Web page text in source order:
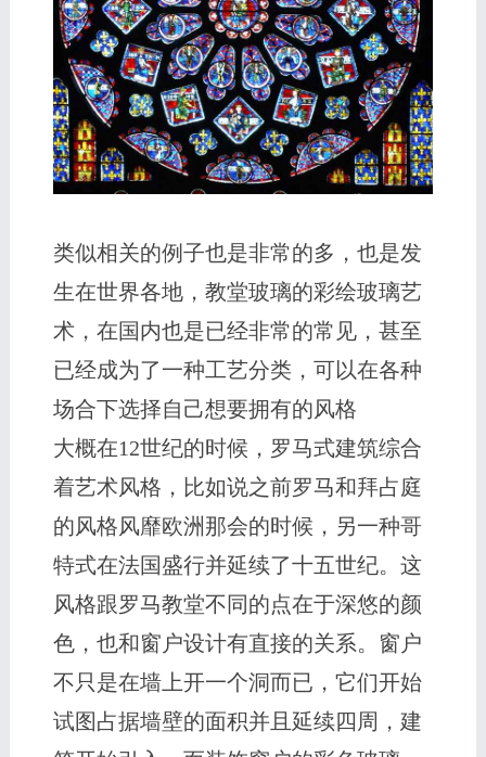
类似相关的例子也是非常的多，也是发
生在世界各地，教堂玻璃的彩绘玻璃艺
术，在国内也是已经非常的常见，甚至
已经成为了一种工艺分类，可以在各种
场合下选择自己想要拥有的风格
大概在12世纪的时候，罗马式建筑综合
着艺术风格，比如说之前罗马和拜占庭
的风格风靡欧洲那会的时候，另一种哥
特式在法国盛行并延续了十五世纪。这
风格跟罗马教堂不同的点在于深悠的颜
色，也和窗户设计有直接的关系。窗户
不只是在墙上开一个洞而已，它们开始
试图占据墙壁的面积并且延续四周，建